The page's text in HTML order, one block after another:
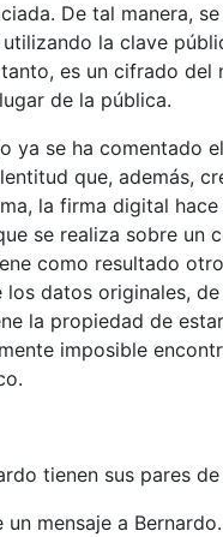
De tal manera,
la clave
es un cifrado del
de la pública.
ya se ha comentado
que, además,
la firma digital
se realiza sobre un
como resultado
los datos originales,
la propiedad de
imposible
tienen sus pares
un mensaje a